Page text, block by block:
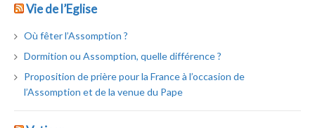
Vie de l’Eglise
Où fêter l’Assomption ?
Dormition ou Assomption, quelle différence ?
Proposition de prière pour la France à l’occasion de
l’Assomption et de la venue du Pape